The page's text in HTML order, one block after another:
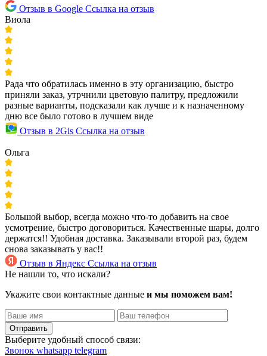
Отзыв в Google Ссылка на отзыв
Виола
Рада что обратилась именно в эту организацию, быстро
приняли заказ, утрчнили цветовую палитру, предложили
разные варианты, подсказали как лучше и к назначенному
дню все было готово в лучшем виде
Отзыв в 2Gis Ссылка на отзыв
Ольга
Большой выбор, всегда можно что-то добавить на свое
усмотрение, быстро договориться. Качественные шары, долго
держатся!! Удобная доставка. Заказывали второй раз, будем
снова заказывать у вас!!
Отзыв в Яндекс Ссылка на отзыв
Не нашли то, что искали?
Укажите свои контактные данные и мы поможем вам!
Отправить
Выберите удобный способ связи:
Звонок whatsapp telegram